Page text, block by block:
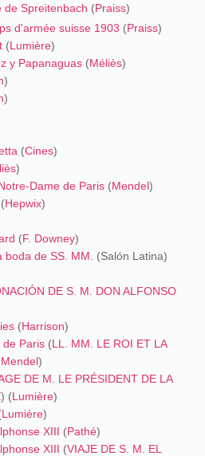
de Spreitenbach (Praiss)
d'armée suisse 1903 (Praiss)
(Lumière)
y Papanaguas (Méliès)
)
)
(Cines)
)
Dame de Paris (Mendel)
(Hepwix)
(F. Downey)
de SS. MM.
(Salón Latina)
DE S. M. DON ALFONSO
(Harrison)
de Paris (LL. MM. LE ROI ET LA
Mendel)
DE M. LE PRÉSIDENT DE LA
) (Lumière)
Lumière)
XIII (Pathé)
XIII (VIAJE DE S. M. EL